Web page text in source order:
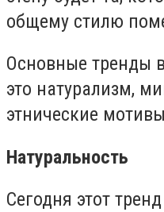
общему стилю
Основные тренды
это натурализм,
этнические
Натуральность
Сегодня этот